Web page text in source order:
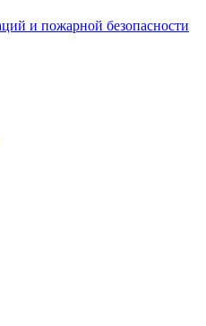
и пожарной безопасности